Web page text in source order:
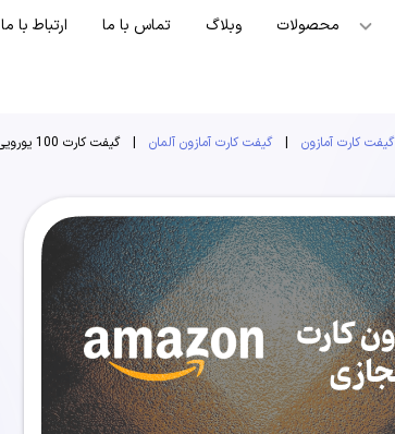
محصولات وبلاگ تماس با ما ارتباط با ما
گیفت کارت آمازون | گیفت کارت آمازون آلمان | گیفت کارت 100 یورویی آمازون آلمان